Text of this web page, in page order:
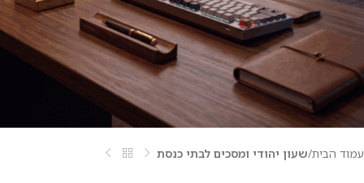
עמוד הבית שעון יהודי ומסכים לבתי כנסת